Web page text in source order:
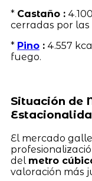
* Castaño :
cerradas por las
* Pino:4.557
fuego.
Situación de
El mercado
del metro
valoración más